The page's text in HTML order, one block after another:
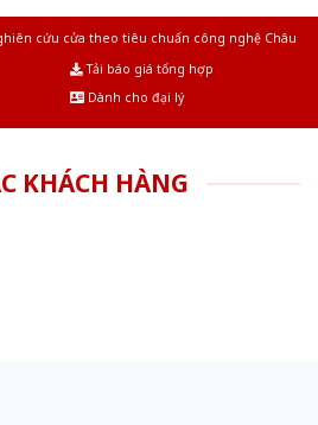
cứu cửa theo tiêu chuẩn công nghệ Châu
Tải báo giá tổng hợp
Dành cho đại lý
KHÁCH HÀNG